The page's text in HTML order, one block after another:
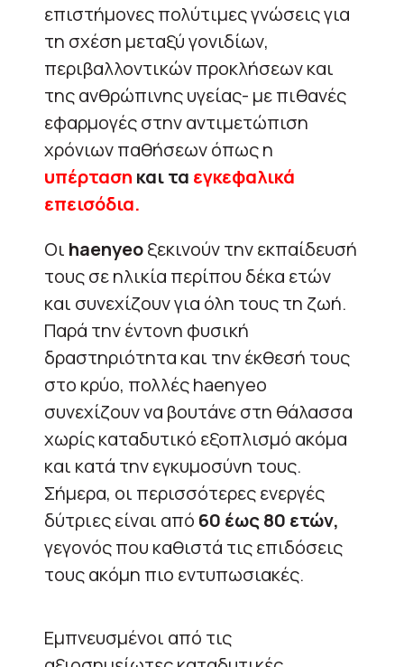
επιστήμονες πολύτιμες γνώσεις για
τη σχέση μεταξύ γονιδίων,
περιβαλλοντικών προκλήσεων και
της ανθρώπινης υγείας- με πιθανές
εφαρμογές στην αντιμετώπιση
χρόνιων παθήσεων όπως η
υπέρταση και τα εγκεφαλικά
επεισόδια.
Οι haenyeoξεκινούν την εκπαίδευσή
τους σε ηλικία περίπου δέκα ετών
και συνεχίζουν για όλη τους τη ζωή.
Παρά την έντονη φυσική
δραστηριότητα και την έκθεσή τους
στο κρύο, πολλές haenyeo
συνεχίζουν να βουτάνε στη θάλασσα
χωρίς καταδυτικό εξοπλισμό ακόμα
και κατά την εγκυμοσύνη τους.
Σήμερα, οι περισσότερες ενεργές
δύτριες είναι από 60 έως 80 ετών,
γεγονός που καθιστά τις επιδόσεις
τους ακόμη πιο εντυπωσιακές.
Εμπνευσμένοι από τις